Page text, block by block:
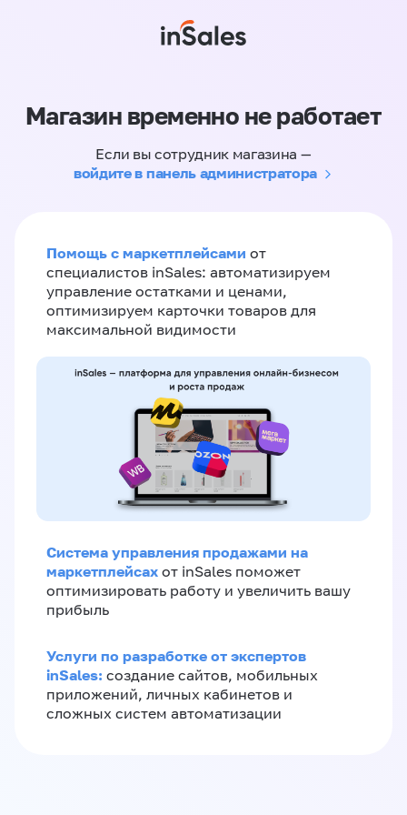
Магазин временно не работает
Если вы сотрудник магазина —
войдите в панель администратора
Помощь с маркетплейсами от
специалистов inSales: автоматизируем
управление остатками и ценами,
оптимизируем карточки товаров для
максимальной видимости
Система управления продажами на
маркетплейсах от inSales поможет
оптимизировать работу и увеличить вашу
прибыль
Услуги по разработке от экспертов
inSales: создание сайтов, мобильных
приложений, личных кабинетов и
сложных систем автоматизации